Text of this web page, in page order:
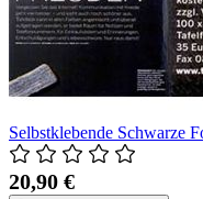
Selbstklebende Schwarze
20,90 €